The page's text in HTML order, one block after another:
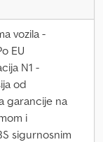
vozila -
EU
N1 -
od
garancije na
i
sigurnosnim